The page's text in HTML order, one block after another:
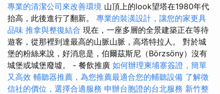
專業的清潔公司來改善環境 山頂上的look望塔在1980年代
抬高，此後進行了翻新。 專業的裝潢設計，讓您的家更具
品味 推拿與整復結合 現在，一座多層的全景建築正在等待
遊客，從那裡到達最高的山脈山脈，高塔特拉人。 對於城
堡的粉絲來說，好消息是，伯爾茲斯尼（Börzsöny）沒有
城堡或城堡廢墟。 - 餐飲推廣 如何辦理柬埔寨簽證，簡單
又高效 輔聽器推薦，為您推薦最適合您的輔聽設備 了解徵
信社的價位，選擇合適服務 申辦台胞證的台北服務 新竹整